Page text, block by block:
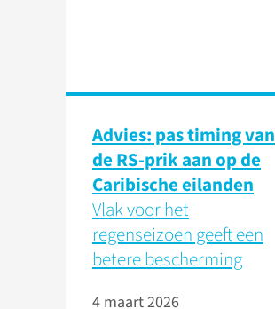
Advies: pas timing van
de RS-prik aan op de
Caribische eilanden
Vlak voor het
regenseizoen geeft een
betere bescherming
4 maart 2026